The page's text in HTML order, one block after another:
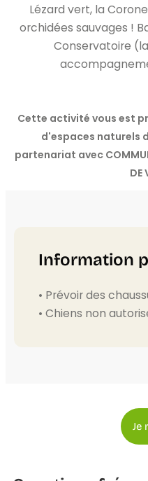
Lézard vert, la
orchidées sauvages !
Conservatoire
Cette activité vous est
d'espaces naturels
partenariat avec
DE
Information
• Prévoir des
• Chiens non
Je